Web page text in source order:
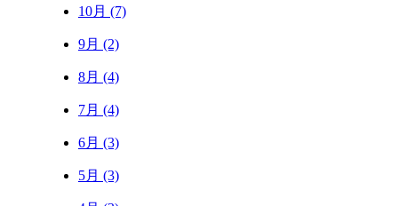
10月 (7)
9月 (2)
8月 (4)
7月 (4)
6月 (3)
5月 (3)